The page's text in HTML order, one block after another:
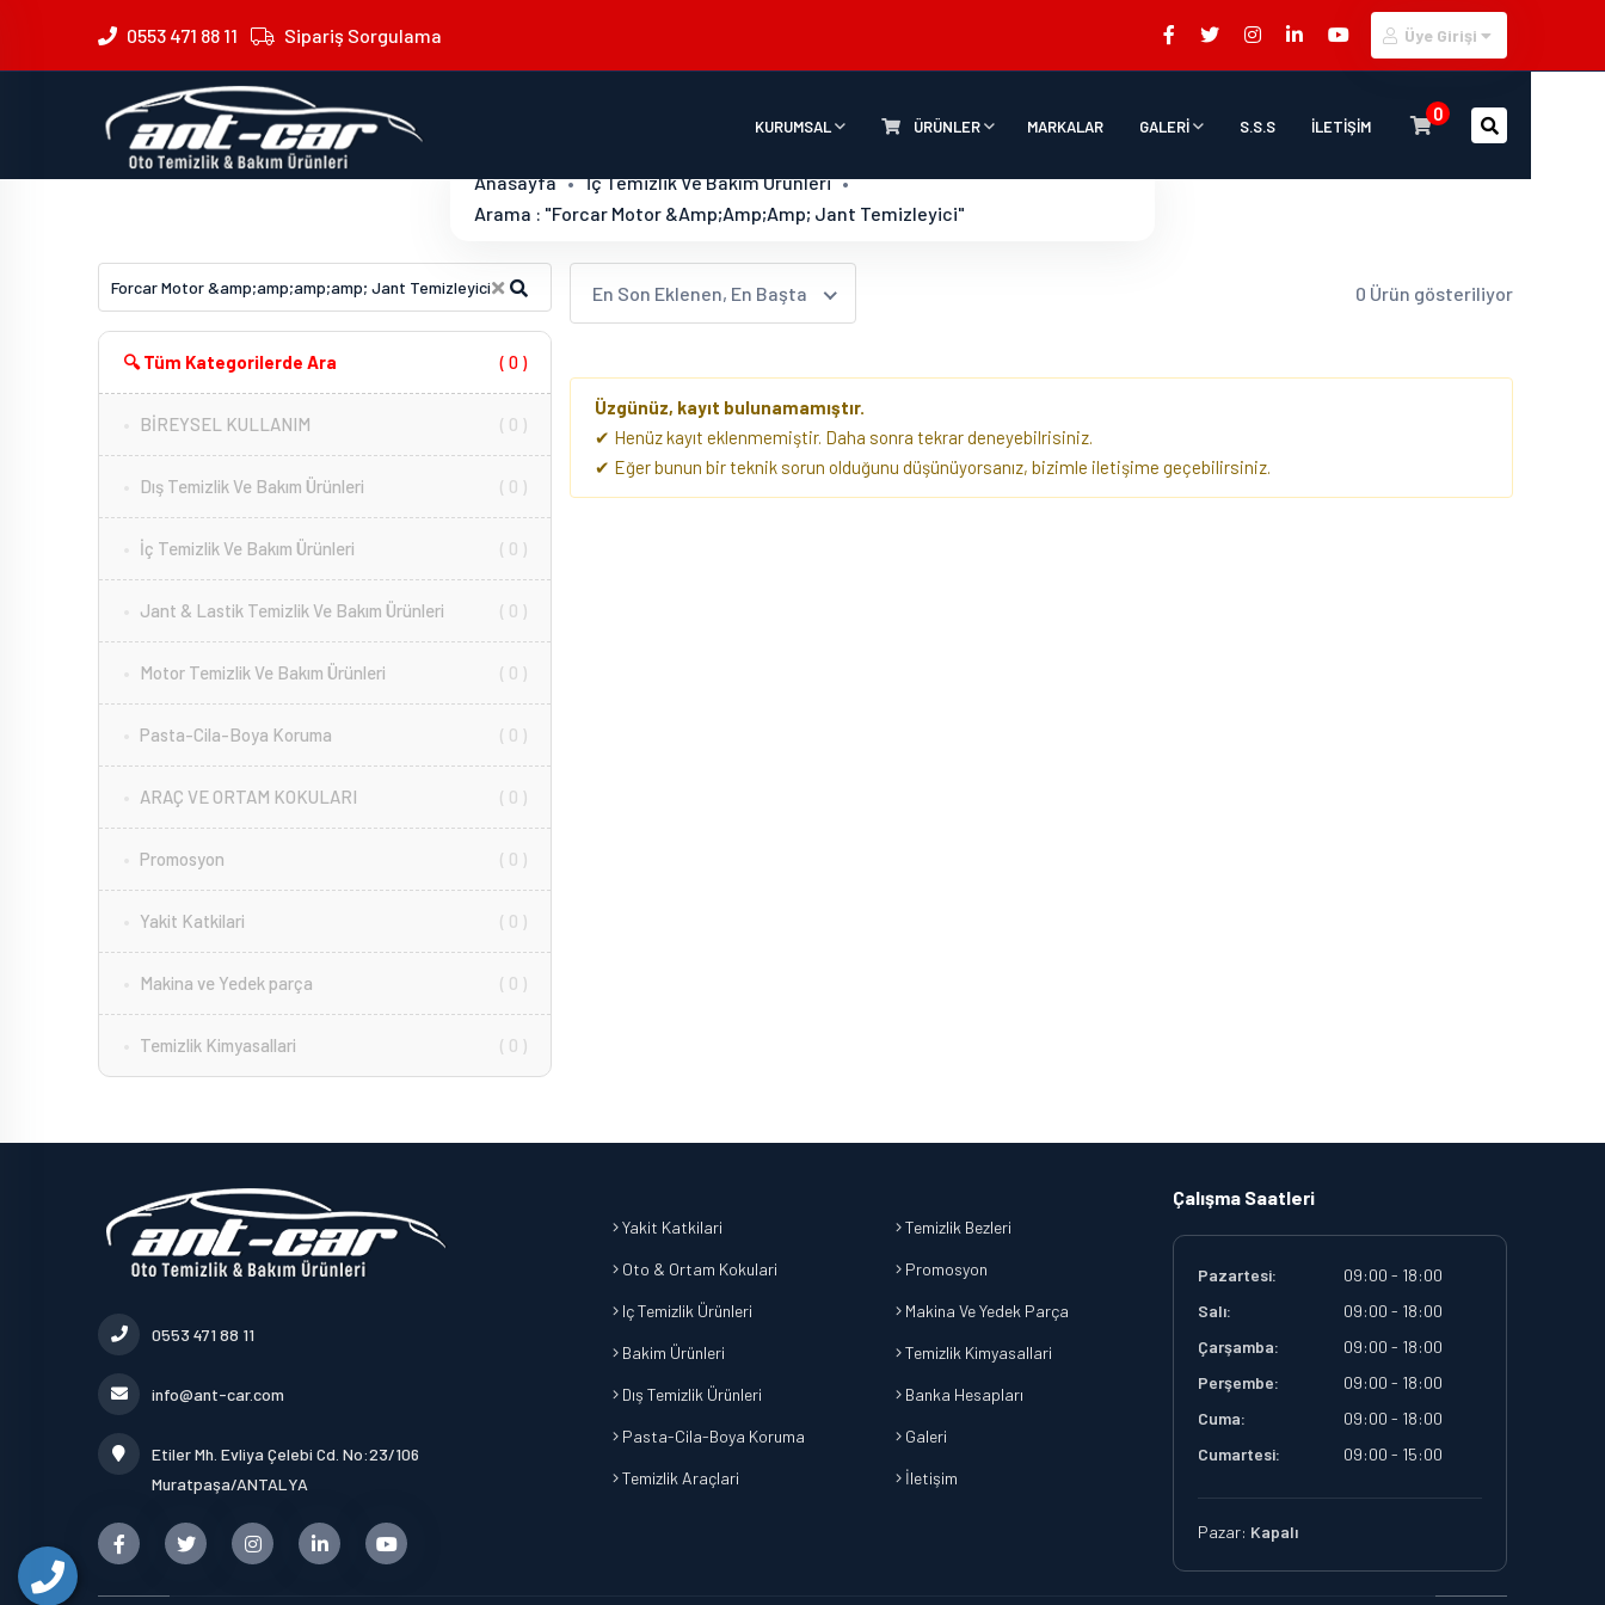
0553 471 88 11 Sipariş Sorgulama Üye Girişi
KURUMSAL ÜRÜNLER MARKALAR GALERİ S.S.S İLETİŞİM
0
Anasayfa
İç Temizlik Ve Bakım Ürünleri
Arama : "Forcar Motor &amp;amp;amp; Jant Temizleyici"
🔍 Tüm Kategorilerde Ara ( 0 )
BİREYSEL KULLANIM ( 0 )
Dış Temizlik Ve Bakım Ürünleri ( 0 )
İç Temizlik Ve Bakım Ürünleri ( 0 )
Jant & Lastik Temizlik Ve Bakım Ürünleri ( 0 )
Motor Temizlik Ve Bakım Ürünleri ( 0 )
Pasta-Cila-Boya Koruma ( 0 )
ARAÇ VE ORTAM KOKULARI ( 0 )
Promosyon ( 0 )
Yakit Katkilari ( 0 )
Makina ve Yedek parça ( 0 )
Temizlik Kimyasallari ( 0 )
En Son Eklenen, En Başta 0 Ürün gösteriliyor
Üzgünüz, kayıt bulunamamıştır.
✔ Henüz kayıt eklenmemiştir. Daha sonra tekrar deneyebilrisiniz.
✔ Eğer bunun bir teknik sorun olduğunu düşünüyorsanız, bizimle iletişime geçebilirsiniz.
0553 471 88 11
info@ant-car.com
Etiler Mh. Evliya Çelebi Cd. No:23/106
Muratpaşa/ANTALYA
Yakit Katkilari
Oto & Ortam Kokulari
Iç Temizlik Ürünleri
Bakim Ürünleri
Dış Temizlik Ürünleri
Pasta-Cila-Boya Koruma
Temizlik Araçlari
Temizlik Bezleri
Promosyon
Makina Ve Yedek Parça
Temizlik Kimyasallari
Banka Hesapları
Galeri
İletişim
Çalışma Saatleri
Pazartesi:
09:00 - 18:00
Salı:
09:00 - 18:00
Çarşamba:
09:00 - 18:00
Perşembe:
09:00 - 18:00
Cuma:
09:00 - 18:00
Cumartesi:
09:00 - 15:00
Pazar: Kapalı